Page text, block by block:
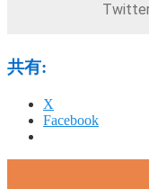
共有:
X
Facebook